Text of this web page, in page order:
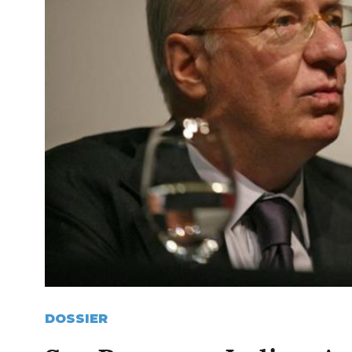
DOSSIER